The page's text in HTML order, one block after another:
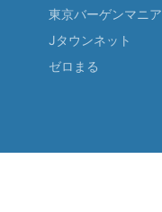
東京バーゲンマニア
Jタウンネット
ゼロまる